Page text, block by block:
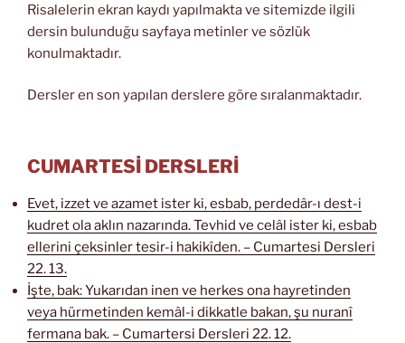
Risalelerin ekran kaydı yapılmakta ve sitemizde ilgili
dersin bulunduğu sayfaya metinler ve sözlük
konulmaktadır.
Dersler en son yapılan derslere göre sıralanmaktadır.
CUMARTESİ DERSLERİ
Evet, izzet ve azamet ister ki, esbab, perdedâr-ı dest-i
kudret ola aklın nazarında. Tevhid ve celâl ister ki, esbab
ellerini çeksinler tesir-i hakikîden. – Cumartesi Dersleri
22. 13.
İşte, bak: Yukarıdan inen ve herkes ona hayretinden
veya hürmetinden kemâl-i dikkatle bakan, şu nuranî
fermana bak. – Cumartersi Dersleri 22. 12.